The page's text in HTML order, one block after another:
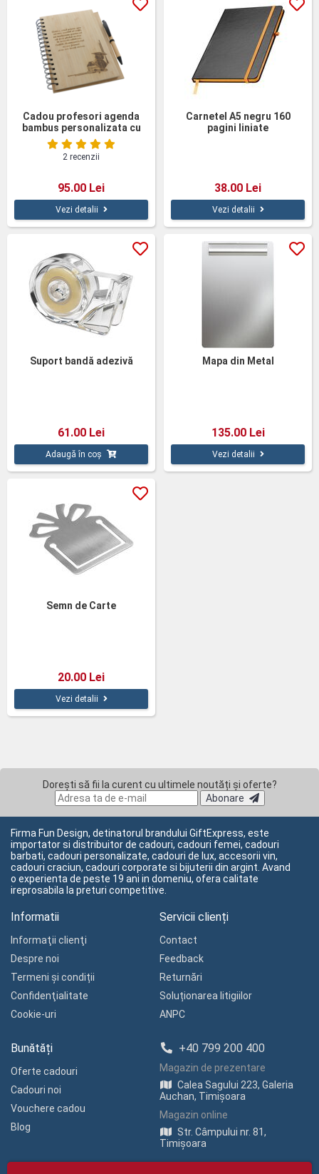
Cadou profesori agenda
bambus personalizata cu
pix
2 recenzii
95.00 Lei
Vezi detalii
Carnetel A5 negru 160
pagini liniate
38.00 Lei
Vezi detalii
Suport bandă adezivă
61.00 Lei
Adaugă în coș
Mapa din Metal
135.00 Lei
Vezi detalii
Semn de Carte
20.00 Lei
Vezi detalii
Dorești să fii la curent cu ultimele noutăți și oferte?
Abonare
Firma Fun Design, detinatorul brandului GiftExpress, este
importator si distribuitor de cadouri, cadouri femei, cadouri
barbati, cadouri personalizate, cadouri de lux, accesorii vin,
cadouri craciun, cadouri corporate si bijuterii din argint. Avand
o experienta de peste 19 ani in domeniu, ofera calitate
ireprosabila la preturi competitive.
Informatii
Informaţii clienţi
Despre noi
Termeni și condiții
Confidenţialitate
Cookie-uri
Servicii clienți
Contact
Feedback
Returnări
Soluționarea litigiilor
ANPC
Bunătăți
Oferte cadouri
Cadouri noi
Vouchere cadou
Blog
+40 799 200 400
Magazin de prezentare
Calea Sagului 223, Galeria
Auchan, Timișoara
Magazin online
Str. Câmpului nr. 81,
Timișoara